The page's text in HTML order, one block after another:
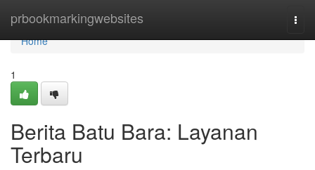
prbookmarkingwebsites
Home
Home
1
Berita Batu Bara: Layanan
Terbaru